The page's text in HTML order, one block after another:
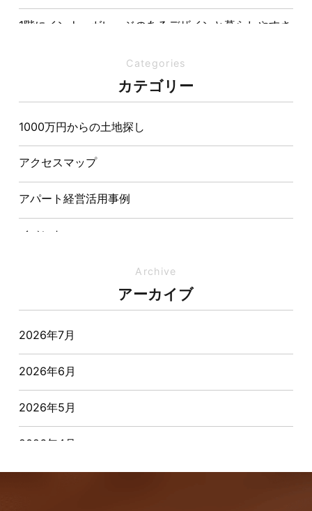
1階にインナーガレージのあるデザインと暮らしやすさ
夏の熱中症対策は家づくりから。屋根・壁・基礎の構
造が快適さをつくる理由
【埼玉県経営品質知事賞】大野知事へ受賞のご報告と
表敬訪問を行いました
Categories
カテゴリー
1000万円からの土地探し
アクセスマップ
アパート経営活用事例
イベント
オーナー様からの質問
おすすめ物件
お客様インタビュー
お客様の声
Archive
アーカイブ
2026年7月
2026年6月
2026年5月
2026年4月